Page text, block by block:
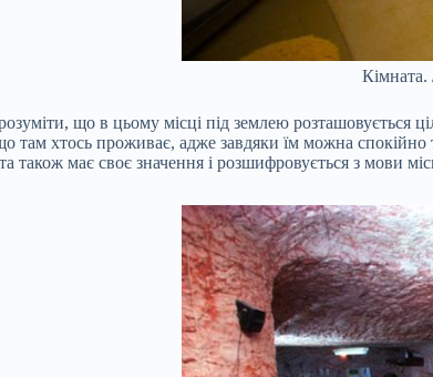
що в цьому місці під землею розташовується
там хтось проживає, адже завдяки їм можна
також має своє значення і розшифровується з мови